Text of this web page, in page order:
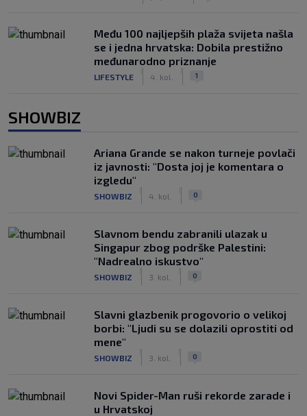
Među 100 najljepših plaža svijeta našla
se i jedna hrvatska: Dobila prestižno
međunarodno priznanje
LIFESTYLE 4. kol. 1
SHOWBIZ
Ariana Grande se nakon turneje povlači
iz javnosti: "Dosta joj je komentara o
izgledu"
SHOWBIZ 4. kol. 0
Slavnom bendu zabranili ulazak u
Singapur zbog podrške Palestini:
"Nadrealno iskustvo"
SHOWBIZ 3. kol. 0
Slavni glazbenik progovorio o velikoj
borbi: "Ljudi su se dolazili oprostiti od
mene"
SHOWBIZ 3. kol. 0
Novi Spider-Man ruši rekorde zarade i
u Hrvatskoj